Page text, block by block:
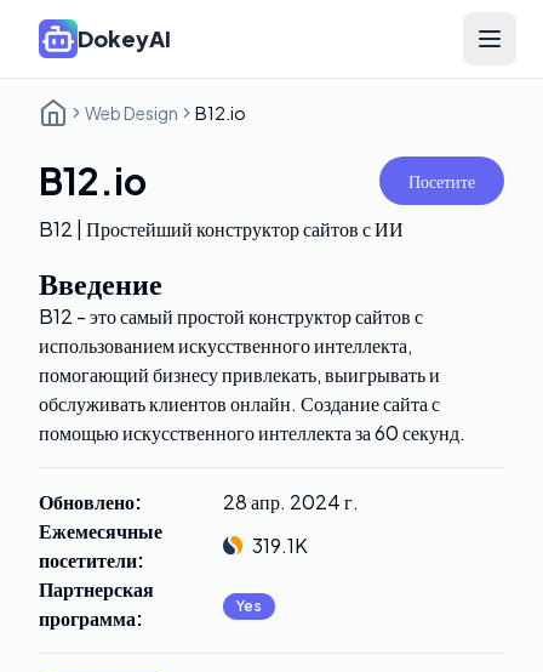
DokeyAI Open
Web Design B12.io
B12.io Посетите
B12 | Простейший конструктор сайтов с ИИ
Введение
B12 - это самый простой конструктор сайтов с
использованием искусственного интеллекта,
помогающий бизнесу привлекать, выигрывать и
обслуживать клиентов онлайн. Создание сайта с
помощью искусственного интеллекта за 60 секунд.
Обновлено:
28 апр. 2024 г.
Ежемесячные
посетители:
319.1K
Партнерская
программа: Yes